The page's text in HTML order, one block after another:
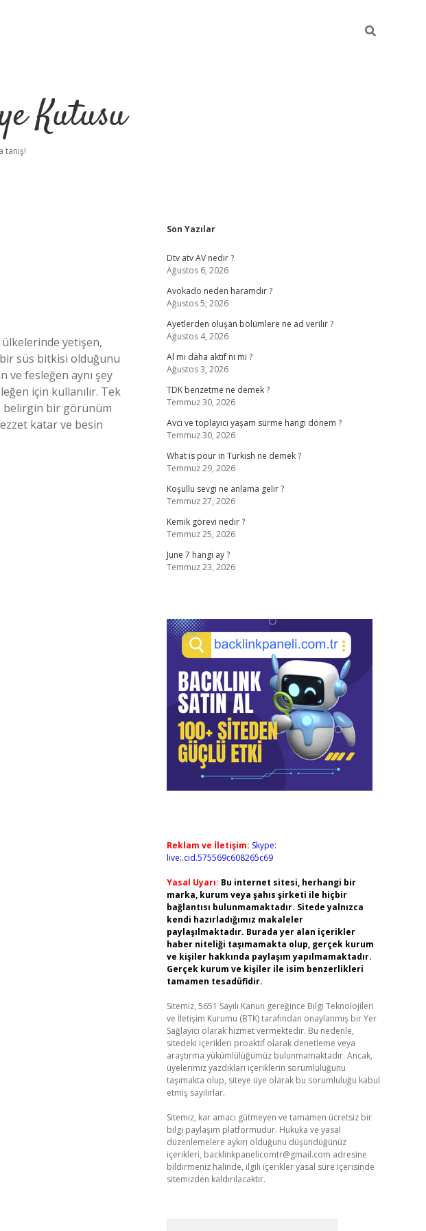
Kutusu
tanış!
ülkelerinde yetişen,
süs bitkisi olduğunu
ve fesleğen aynı şey
için kullanılır. Tek
belirgin bir görünüm
katar ve besin
Sidebar
Son Yazılar
Dtv atv AV nedir ?
Ağustos 6, 2026
Avokado neden haramdır ?
Ağustos 5, 2026
Ayetlerden oluşan bölümlere ne ad verilir ?
Ağustos 4, 2026
Al mı daha aktif ni mi ?
Ağustos 3, 2026
TDK benzetme ne demek ?
Temmuz 30, 2026
Avcı ve toplayıcı yaşam sürme hangi dönem ?
Temmuz 30, 2026
What is pour in Turkish ne demek ?
Temmuz 29, 2026
Koşullu sevgi ne anlama gelir ?
Temmuz 27, 2026
Kemik görevi nedir ?
Temmuz 25, 2026
June 7 hangi ay ?
Temmuz 23, 2026
Reklam ve İletişim: Skype:
live:.cid.575569c608265c69
Yasal Uyarı: Bu internet sitesi, herhangi bir
marka, kurum veya şahıs şirketi ile hiçbir
bağlantısı bulunmamaktadır. Sitede yalnızca
kendi hazırladığımız makaleler
paylaşılmaktadır. Burada yer alan içerikler
haber niteliği taşımamakta olup, gerçek kurum
ve kişiler hakkında paylaşım yapılmamaktadır.
Gerçek kurum ve kişiler ile isim benzerlikleri
tamamen tesadüfidir.
Sitemiz, 5651 Sayılı Kanun gereğince Bilgi Teknolojileri
ve İletişim Kurumu (BTK) tarafından onaylanmış bir Yer
Sağlayıcı olarak hizmet vermektedir. Bu nedenle,
sitedeki içerikleri proaktif olarak denetleme veya
araştırma yükümlülüğümüz bulunmamaktadır. Ancak,
üyelerimiz yazdıkları içeriklerin sorumluluğunu
taşımakta olup, siteye üye olarak bu sorumluluğu kabul
etmiş sayılırlar.
Sitemiz, kar amacı gütmeyen ve tamamen ücretsiz bir
bilgi paylaşım platformudur. Hukuka ve yasal
düzenlemelere aykırı olduğunu düşündüğünüz
içerikleri, backlinkpanelicomtr@gmail.com adresine
bildirmeniz halinde, ilgili içerikler yasal süre içerisinde
sitemizden kaldırılacaktır.